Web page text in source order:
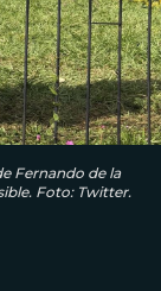
Fernando de la
Foto: Twitter.